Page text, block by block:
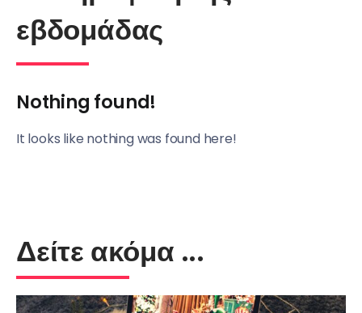
εβδομάδας
Nothing found!
It looks like nothing was found here!
Δείτε ακόμα ...